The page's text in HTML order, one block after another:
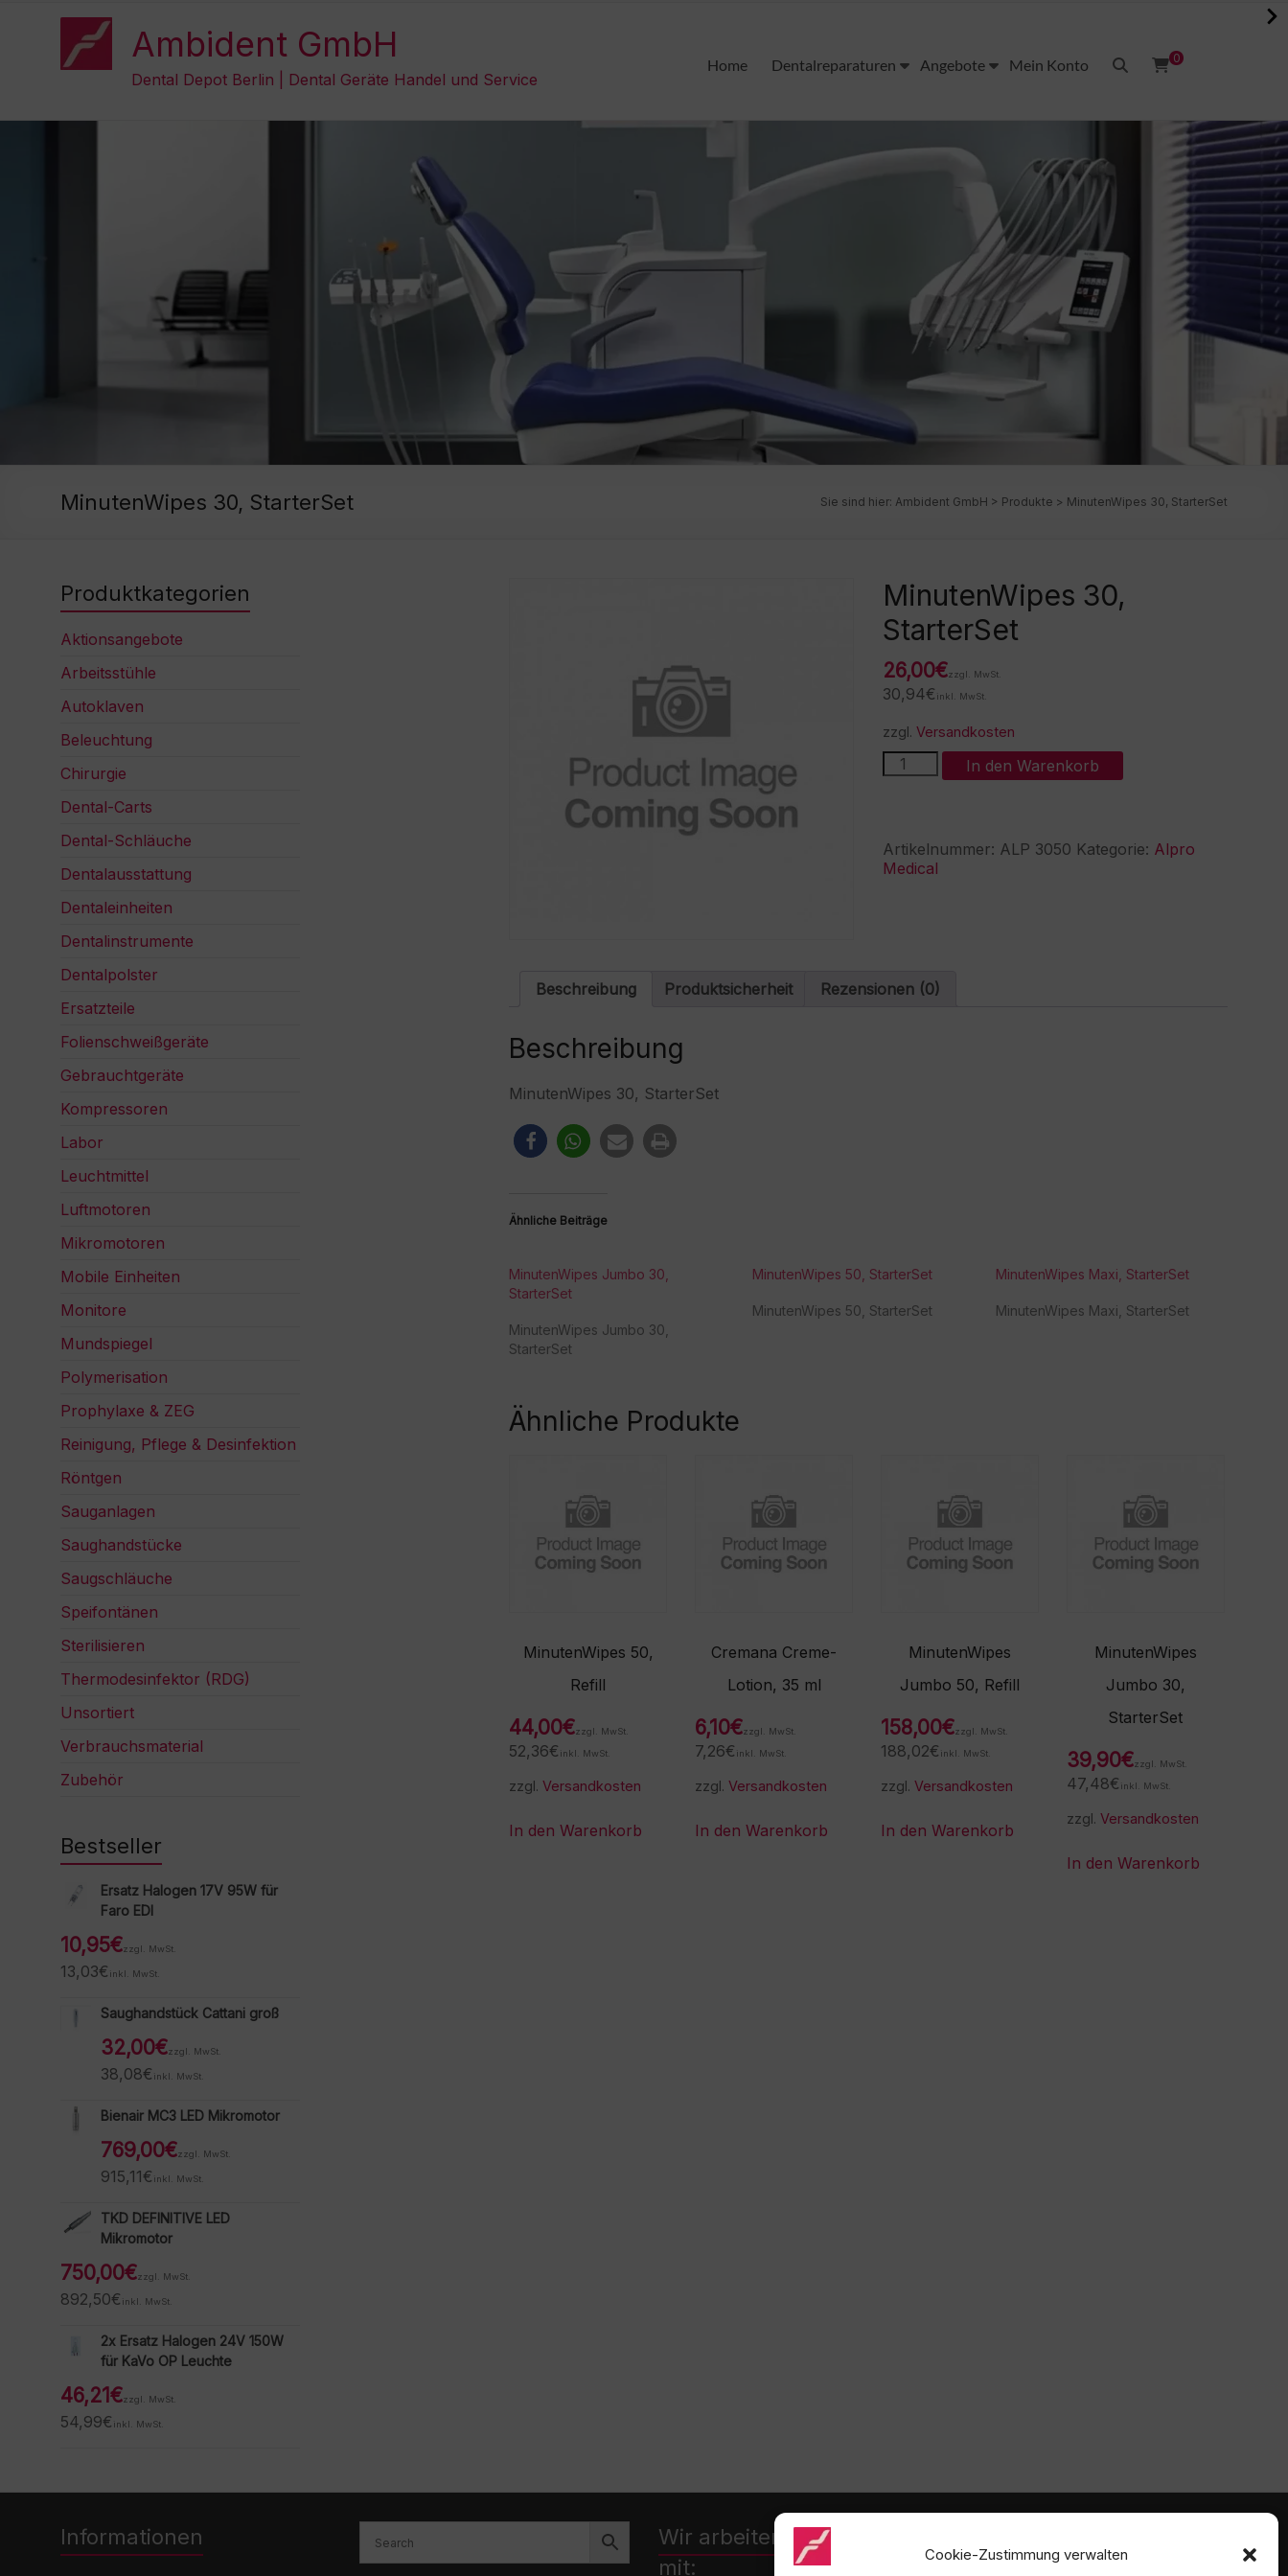
Cookie-Zustimmung verwalten
Ambident GmbH
Dental Depot Berlin | Dental Geräte Handel und Service
0
Home Dentalreparaturen Angebote Mein Konto
MinutenWipes 30, StarterSet Sie sind hier: Ambident GmbH > Produkte > MinutenWipes 30, StarterSet
MinutenWipes 30,
StarterSet
26,00€zzgl. MwSt.
30,94€ inkl. MwSt.
zzgl. Versandkosten
MinutenWipes
30,
In den Warenkorb
n
Artikelnummer: ALP 3050 Kategorie: Alpro
Medical
Beschreibung Produktsicherheit Rezensionen (0)
Beschreibung
MinutenWipes 30, StarterSet
Ähnliche Beiträge
MinutenWipes Jumbo 30,
StarterSet
MinutenWipes Jumbo 30,
StarterSet
MinutenWipes 50, StarterSet
MinutenWipes 50, StarterSet
MinutenWipes Maxi, StarterSet
MinutenWipes Maxi, StarterSet
Ähnliche Produkte
MinutenWipes 50,
Refill
44,00€zzgl. MwSt.
52,36€ inkl. MwSt.
zzgl. Versandkosten
In den Warenkorb
Cremana Creme-
Lotion, 35 ml
6,10€zzgl. MwSt.
7,26€ inkl. MwSt.
zzgl. Versandkosten
In den Warenkorb
MinutenWipes
Jumbo 50, Refill
158,00€zzgl. MwSt.
188,02€ inkl. MwSt.
zzgl. Versandkosten
In den Warenkorb
MinutenWipes
Jumbo 30,
StarterSet
39,90€zzgl. MwSt.
47,48€ inkl. MwSt.
zzgl. Versandkosten
In den Warenkorb
Produktkategorien
Aktionsangebote
Arbeitsstühle
Autoklaven
Beleuchtung
Chirurgie
Dental-Carts
Dental-Schläuche
Dentalausstattung
Dentaleinheiten
Dentalinstrumente
Dentalpolster
Ersatzteile
Folienschweißgeräte
Gebrauchtgeräte
Kompressoren
Labor
Leuchtmittel
Luftmotoren
Mikromotoren
Mobile Einheiten
Monitore
Mundspiegel
Polymerisation
Prophylaxe & ZEG
Reinigung, Pflege & Desinfektion
Röntgen
Sauganlagen
Saughandstücke
Saugschläuche
Speifontänen
Sterilisieren
Thermodesinfektor (RDG)
Unsortiert
Verbrauchsmaterial
Zubehör
Bestseller
Ersatz Halogen 17V 95W für
Faro EDI
10,95€zzgl. MwSt.
13,03€ inkl. MwSt.
Saughandstück Cattani groß
32,00€zzgl. MwSt.
38,08€ inkl. MwSt.
Bienair MC3 LED Mikromotor
769,00€zzgl. MwSt.
915,11€ inkl. MwSt.
TKD DEFINITIVE LED
Mikromotor
750,00€zzgl. MwSt.
892,50€ inkl. MwSt.
2x Ersatz Halogen 24V 150W
für KaVo OP Leuchte
46,21€zzgl. MwSt.
54,99€ inkl. MwSt.
Informationen
Wir arbeiten zusammen
mit: